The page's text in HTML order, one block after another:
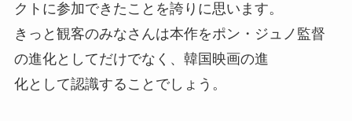
クトに参加できたことを誇りに思います。
きっと観客のみなさんは本作をポン・ジュノ監督
の進化としてだけでなく、韓国映画の進
化として認識することでしょう。